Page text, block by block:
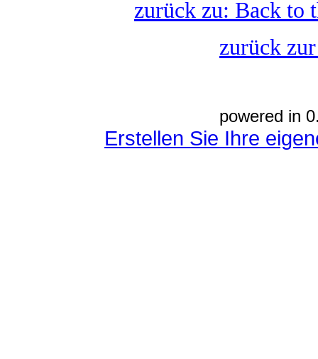
zurück zu: Back to
zurück
powered in
Erstellen Sie Ihre